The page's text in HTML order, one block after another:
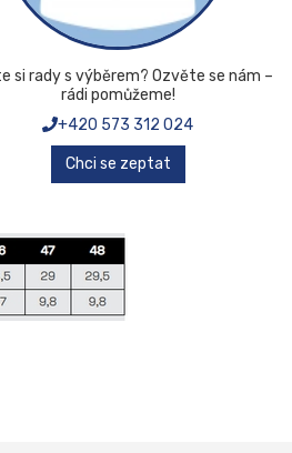
si rady s výběrem? Ozvěte se nám –
rádi pomůžeme!
+420 573 312 024
Chci se zeptat